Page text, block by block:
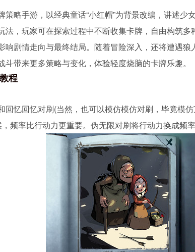
策略手游，以经典童话“小红帽”为背景改编，讲述少
法，玩家可在探索过程中不断收集卡牌，自由构筑
响剧情走向与最终结局。随着冒险深入，还将遭遇
斗带来更多策略与变化，体验轻度烧脑的卡牌乐趣。
程
回忆回忆对刷(当然，也可以模仿模仿对刷，毕竟模
频率比行动力更重要。伪无限对刷将行动力换成频率